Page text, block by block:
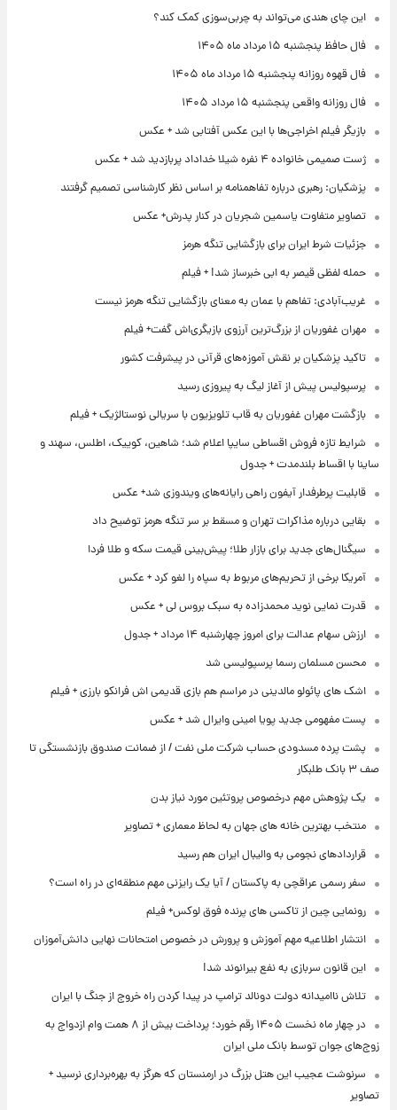
این چای هندی می‌تواند به چربی‌سوزی کمک کند؟
فال حافظ پنجشنبه ۱۵ مرداد ماه ۱۴۰۵
فال قهوه روزانه پنجشنبه ۱۵ مرداد ماه ۱۴۰۵
فال روزانه واقعی پنجشنبه ۱۵ مرداد ۱۴۰۵
بازیگر فیلم اخراجی‌ها با این عکس آفتابی شد + عکس
ژست صمیمی خانواده ۴ نفره شیلا خداداد پربازدید شد + عکس
پزشکیان: رهبری درباره تفاهمنامه بر اساس نظر کارشناسی تصمیم گرفتند
تصاویر متفاوت یاسمین شجریان در کنار پدرش+ عکس
جزئیات شرط ایران برای بازگشایی تنگه هرمز
حمله لفظی قیصر به ابی خبرساز شد! + فیلم
غریب‌آبادی: تفاهم با عمان به معنای بازگشایی تنگه هرمز نیست
مهران غفوریان از بزرگ‌ترین آرزوی بازیگری‌اش گفت+ فیلم
تاکید پزشکیان بر نقش آموزه‌های قرآنی در پیشرفت کشور
پرسپولیس پیش از آغاز لیگ به پیروزی رسید
بازگشت مهران غفوریان به قاب تلویزیون با سریالی نوستالژیک + فیلم
شرایط تازه فروش اقساطی سایپا اعلام شد؛ شاهین، کوییک، اطلس، سهند و
ساینا با اقساط بلندمدت + جدول
قابلیت پرطرفدار آیفون راهی رایانه‌های ویندوزی شد+ عکس
بقایی درباره مذاکرات تهران و مسقط بر سر تنگه هرمز توضیح داد
سیگنال‌های جدید برای بازار طلا؛ پیش‌بینی قیمت سکه و طلا فردا
آمریکا برخی از تحریم‌های مربوط به سپاه را لغو کرد + عکس
قدرت نمایی نوید محمدزاده به سبک بروس لی + عکس
ارزش سهام عدالت برای امروز چهارشنبه ۱۴ مرداد + جدول
محسن مسلمان رسما پرسپولیسی شد
اشک های پائولو مالدینی در مراسم هم بازی قدیمی اش فرانکو بارزی + فیلم
پست مفهومی جدید پویا امینی وایرال شد + عکس
پشت پرده‌ مسدودی حساب شرکت ملی نفت / از ضمانت صندوق بازنشستگی تا
صف ۳ بانک طلبکار
یک پژوهش مهم درخصوص پروتئین مورد نیاز بدن
منتخب بهترین خانه های جهان به لحاظ معماری + تصاویر
قراردادهای نجومی به والیبال ایران هم رسید
سفر رسمی عراقچی به پاکستان / آیا یک رایزنی مهم منطقه‌ای در راه است؟
رونمایی چین از تاکسی های پرنده فوق لوکس+ فیلم
انتشار اطلاعیه مهم آموزش و پرورش در خصوص امتحانات نهایی دانش‌آموزان
این قانون سربازی به نفع بیرانوند شد!
تلاش ناامیدانه‌ دولت دونالد ترامپ در پیدا کردن راه خروج از جنگ با ایران
در چهار ماه نخست ۱۴۰۵ رقم خورد؛ پرداخت بیش از ۸ همت وام ازدواج به
زوج‌های جوان توسط بانک ملی ایران
سرنوشت عجیب این هتل بزرگ در ارمنستان که هرگز به بهره‌برداری نرسید +
تصاویر